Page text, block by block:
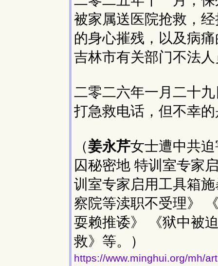
被家属送医院抢救，
的身心摧残，以及病
吉林市有关部门不法
二零二六年一月二十
打急救电话，但不幸
（姜永芹女士遭中共
囚秘密地 特训室专家
训室专家启用工具箱
察院等渎职不受理》
耍赖推诿》 《狱中被
救》等。）
https://www.minghui.org/mh/